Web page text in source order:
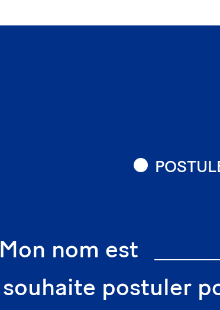
Mon nom est
souhaite postuler